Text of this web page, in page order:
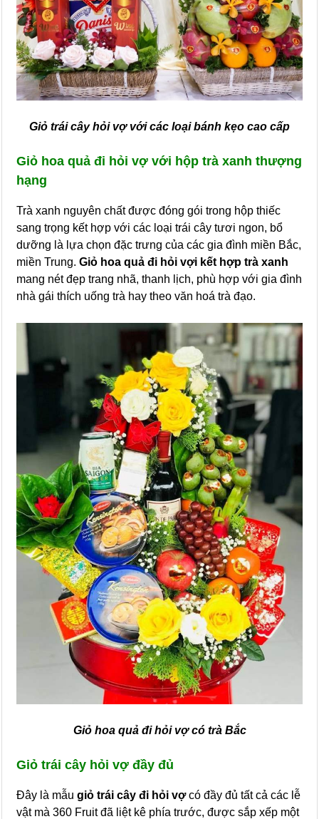
Giỏ trái cây hỏi vợ với các loại bánh kẹo cao cấp
Giỏ hoa quả đi hỏi vợ với hộp trà xanh thượng
hạng
Trà xanh nguyên chất được đóng gói trong hộp thiếc
sang trọng kết hợp với các loại trái cây tươi ngon, bổ
dưỡng là lựa chọn đặc trưng của các gia đình miền Bắc,
miền Trung. Giỏ hoa quả đi hỏi vợi kết hợp trà xanh
mang nét đẹp trang nhã, thanh lịch, phù hợp với gia đình
nhà gái thích uống trà hay theo văn hoá trà đạo.
Giỏ hoa quả đi hỏi vợ có trà Bắc
Giỏ trái cây hỏi vợ đầy đủ
Đây là mẫu giỏ trái cây đi hỏi vợcó đầy đủ tất cả các lễ
vật mà 360 Fruit đã liệt kê phía trước, được sắp xếp một